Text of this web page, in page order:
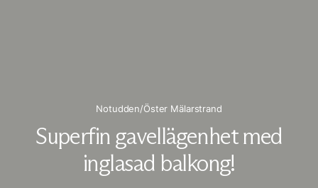
Notudden/Öster Mälarstrand
Superfin gavellägenhet med
inglasad balkong!